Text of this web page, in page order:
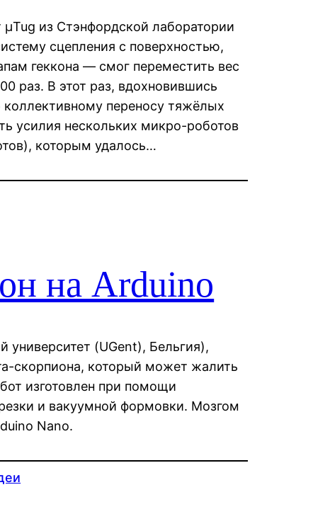
из Стэнфордской лаборатории
сцепления с поверхностью,
геккона — смог переместить вес
раз. В этот раз, вдохновившись
переносу тяжёлых
усилия нескольких микро-роботов
которым удалось…
на Arduino
университет (UGent), Бельгия),
скорпиона, который может жалить
изготовлен при помощи
и вакуумной формовки. Мозгом
Nano.